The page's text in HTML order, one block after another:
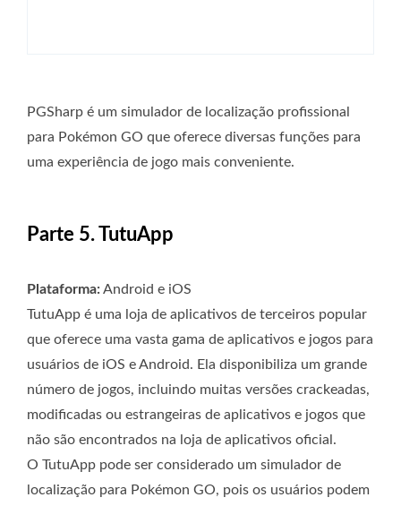
PGSharp é um simulador de localização profissional
para Pokémon GO que oferece diversas funções para
uma experiência de jogo mais conveniente.
Parte 5. TutuApp
Plataforma:Android e iOS
TutuApp é uma loja de aplicativos de terceiros popular
que oferece uma vasta gama de aplicativos e jogos para
usuários de iOS e Android. Ela disponibiliza um grande
número de jogos, incluindo muitas versões crackeadas,
modificadas ou estrangeiras de aplicativos e jogos que
não são encontrados na loja de aplicativos oficial.
O TutuApp pode ser considerado um simulador de
localização para Pokémon GO, pois os usuários podem